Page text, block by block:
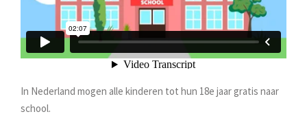
In Nederland mogen alle kinderen tot hun 18e jaar gratis naar
school.